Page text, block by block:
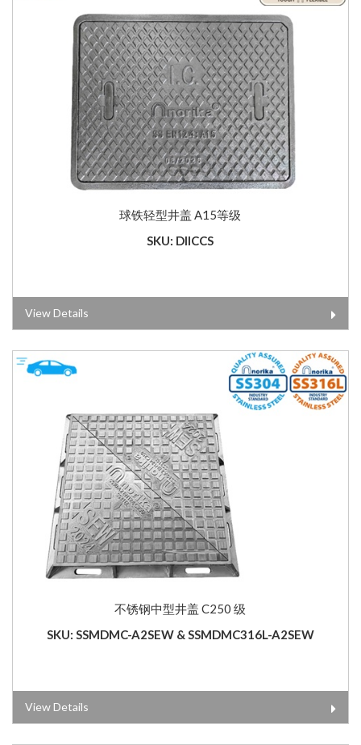
球铁轻型井盖 A15等级
SKU: DIICCS
View Details
不锈钢中型井盖 C250 级
SKU: SSMDMC-A2SEW & SSMDMC316L-A2SEW
View Details